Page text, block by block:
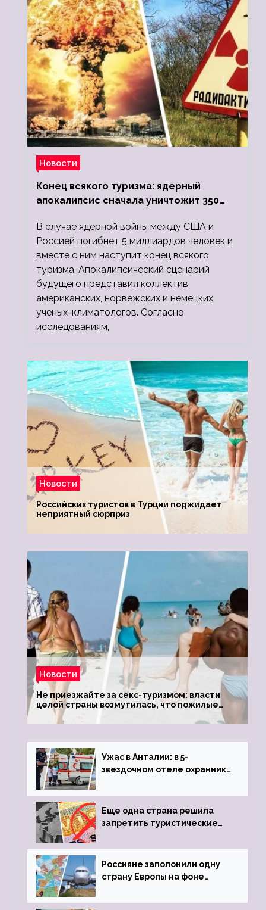
Новости
Конец всякого туризма: ядерный
апокалипсис сначала уничтожит 350
людей
В случае ядерной войны между США и
Россией погибнет 5 миллиардов человек и
вместе с ним наступит конец всякого
туризма. Апокалипсический сценарий
будущего представил коллектив
американских, норвежских и немецких
ученых-климатологов. Согласно
исследованиям,
Новости
Российских туристов в Турции поджидает
неприятный сюрприз
Новости
Не приезжайте за секс-туризмом: власти
целой страны возмутилась, что пожилые
туристки массово едут к ним, чтобы
обзавестись молодыми любовниками
Ужас в Анталии: в 5-
звездочном отеле охранник
пистолета
Еще одна страна решила
запретить туристические
Россияне заполонили одну
страну Европы на фоне
виз